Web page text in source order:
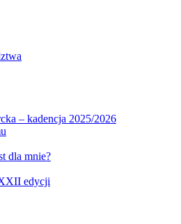
– kadencja 2025/2026
dla mnie?
edycji